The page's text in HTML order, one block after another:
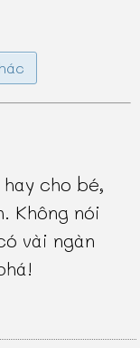
cho bé,
Không nói
vài ngàn